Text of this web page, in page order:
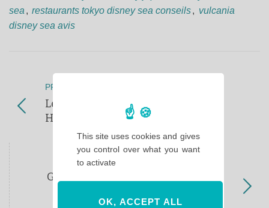
sea , restaurants tokyo disney sea conseils, vulcania
disney sea avis
PREVIOUS POST
Le petit déjeuner du Disneyland
Hotel
Gare Nord ? Gare Sud ? Où prendre
This site uses cookies and gives
you control over what you want
to activate
OK, ACCEPT ALL